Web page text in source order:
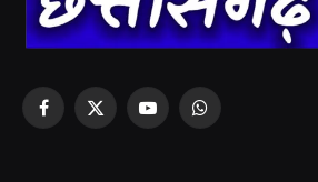
Facebook
X
YouTubeWhatsApp